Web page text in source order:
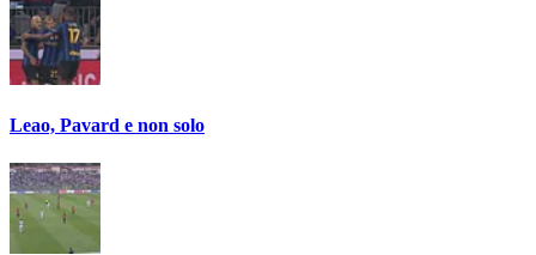
Leao, Pavard e non solo